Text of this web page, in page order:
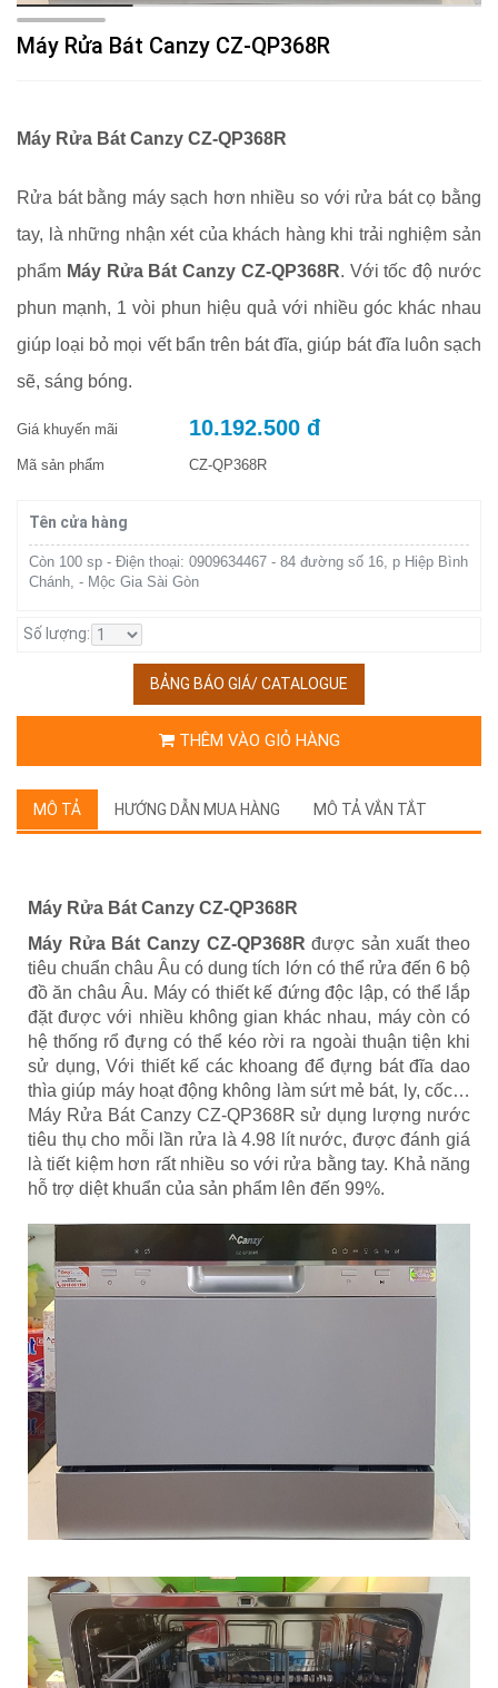
Máy Rửa Bát Canzy CZ-QP368R
Máy Rửa Bát Canzy CZ-QP368R
Rửa bát bằng máy sạch hơn nhiều so với rửa bát cọ bằng
tay, là những nhận xét của khách hàng khi trải nghiệm sản
phẩm Máy Rửa Bát Canzy CZ-QP368R. Với tốc độ nước
phun mạnh, 1 vòi phun hiệu quả với nhiều góc khác nhau
giúp loại bỏ mọi vết bẩn trên bát đĩa, giúp bát đĩa luôn sạch
sẽ, sáng bóng.
Giá khuyến mãi 10.192.500 đ
Mã sản phẩm CZ-QP368R
Tên cửa hàng
Còn 100 sp - Điện thoại: 0909634467 - 84 đường số 16, p Hiệp Bình
Chánh, - Mộc Gia Sài Gòn
Số lượng:
BẢNG BÁO GIÁ/ CATALOGUE
THÊM VÀO GIỎ HÀNG
MÔ TẢ HƯỚNG DẪN MUA HÀNG MÔ TẢ VẮN TẮT
Máy Rửa Bát Canzy CZ-QP368R
Máy Rửa Bát Canzy CZ-QP368R được sản xuất theo
tiêu chuẩn châu Âu có dung tích lớn có thể rửa đến 6 bộ
đồ ăn châu Âu. Máy có thiết kế đứng độc lập, có thể lắp
đặt được với nhiều không gian khác nhau, máy còn có
hệ thống rổ đựng có thể kéo rời ra ngoài thuận tiện khi
sử dụng, Với thiết kế các khoang để đựng bát đĩa dao
thìa giúp máy hoạt động không làm sứt mẻ bát, ly, cốc…
Máy Rửa Bát Canzy CZ-QP368R sử dụng lượng nước
tiêu thụ cho mỗi lần rửa là 4.98 lít nước, được đánh giá
là tiết kiệm hơn rất nhiều so với rửa bằng tay. Khả năng
hỗ trợ diệt khuẩn của sản phẩm lên đến 99%.